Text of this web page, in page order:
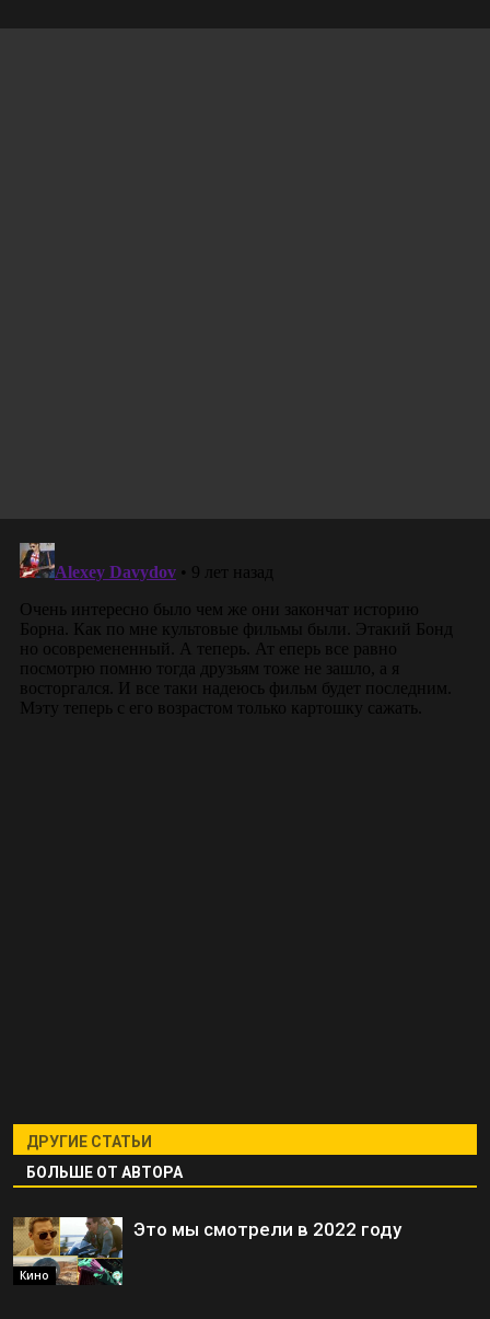
ДРУГИЕ СТАТЬИ
БОЛЬШЕ ОТ АВТОРА
Кино
Это мы смотрели в 2022 году